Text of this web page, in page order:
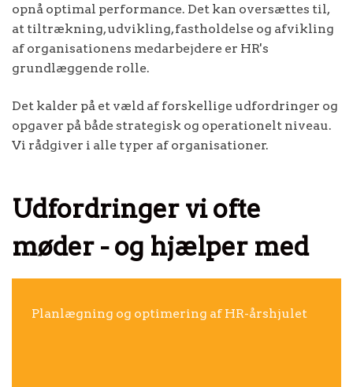
opnå optimal performance. Det kan oversættes til,
at tiltrækning, udvikling, fastholdelse og afvikling
af organisationens medarbejdere er HR's
grundlæggende rolle.
Det kalder på et væld af forskellige udfordringer og
opgaver på både strategisk og operationelt niveau.
Vi rådgiver i alle typer af organisationer.
Udfordringer vi ofte
møder - og hjælper med
Planlægning og optimering af HR-årshjulet